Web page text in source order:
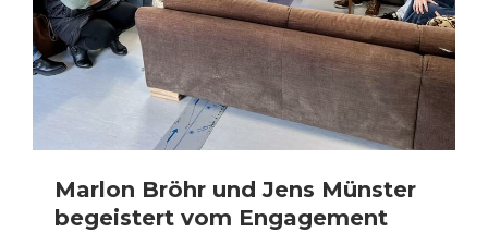
Marlon Bröhr und Jens Münster
begeistert vom Engagement